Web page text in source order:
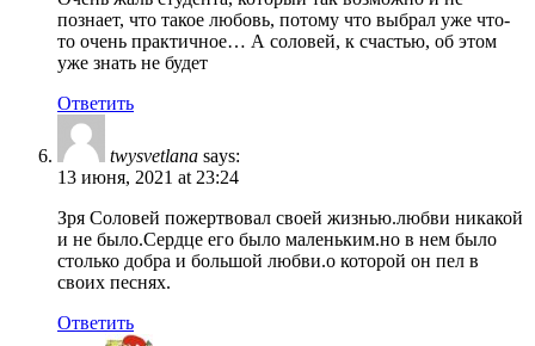
познает, что такое любовь, потому что выбрал уже что-
то очень практичное… А соловей, к счастью, об этом
уже знать не будет
Ответить
twysvetlana says:
13 июня, 2021 at 23:24
Зря Соловей пожертвовал своей жизнью.любви никакой
и не было.Сердце его было маленьким.но в нем было
столько добра и большой любви.о которой он пел в
своих песнях.
Ответить